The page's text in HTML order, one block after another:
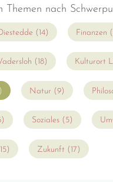
Themen nach
(14) Finanzen
(18) Kulturort
Natur (9)
Soziales (5)
Zukunft (17)